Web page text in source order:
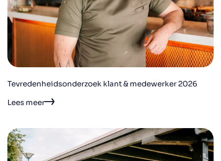
Tevredenheidsonderzoek klant & medewerker 2026
Lees meer